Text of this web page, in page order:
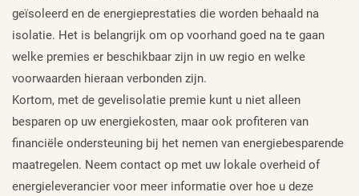
geïsoleerd en de energieprestaties die worden behaald na
isolatie. Het is belangrijk om op voorhand goed na te gaan
welke premies er beschikbaar zijn in uw regio en welke
voorwaarden hieraan verbonden zijn.
Kortom, met de gevelisolatie premie kunt u niet alleen
besparen op uw energiekosten, maar ook profiteren van
financiële ondersteuning bij het nemen van energiebesparende
maatregelen. Neem contact op met uw lokale overheid of
energieleverancier voor meer informatie over hoe u deze